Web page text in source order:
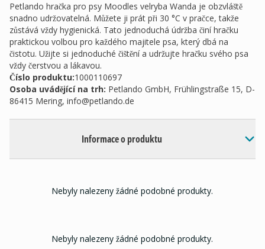
Petlando hračka pro psy Moodles velryba Wanda je obzvláště
snadno udržovatelná. Můžete ji prát při 30 °C v pračce, takže
zůstává vždy hygienická. Tato jednoduchá údržba činí hračku
praktickou volbou pro každého majitele psa, který dbá na
čistotu. Užijte si jednoduché čištění a udržujte hračku svého psa
vždy čerstvou a lákavou.
Číslo produktu:1000110697
Osoba uvádějící na trh: Petlando GmbH, Frühlingstraße 15, D-
86415 Mering, info@petlando.de
Informace o produktu
Nebyly nalezeny žádné podobné produkty.
Nebyly nalezeny žádné podobné produkty.